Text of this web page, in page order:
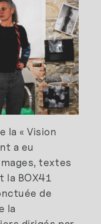
la « Vision
a eu
textes
la BOX41
de
la